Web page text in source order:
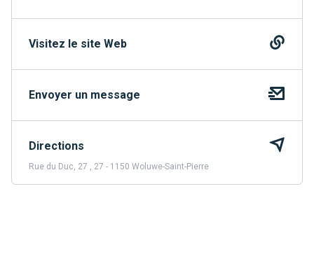
Visitez le site Web
Envoyer un message
Directions
Rue du Duc, 27 , 27 - 1150 Woluwe-Saint-Pierre